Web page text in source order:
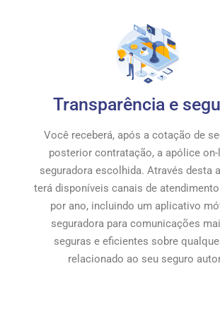
Transparência e
Você receberá, após a cotação de
posterior contratação, a apólice on-
seguradora escolhida. Através desta
terá disponíveis canais de
por ano, incluindo um aplicativo
seguradora para comunicações
seguras e eficientes sobre
relacionado ao seu seguro